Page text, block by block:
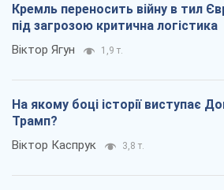
Кремль переносить війну в тил
під загрозою критична логістика
Віктор Ягун 1,9 т.
На якому боці історії виступає
Трамп?
Віктор Каспрук 3,8 т.